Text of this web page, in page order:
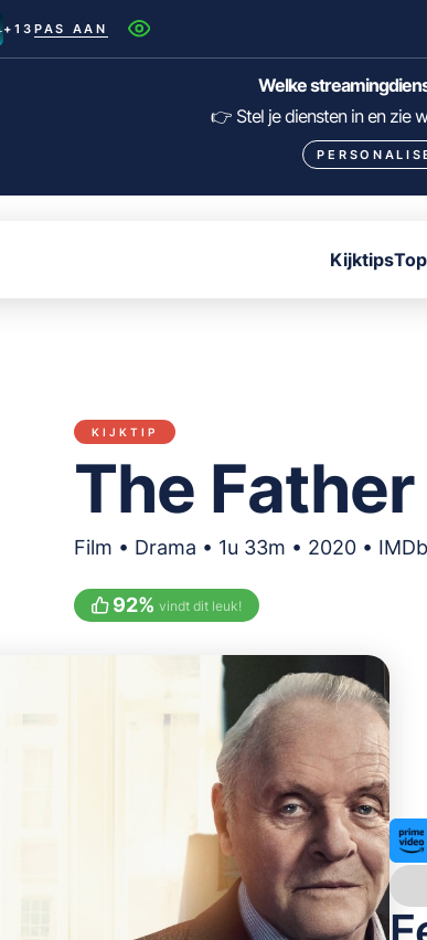
+13 PAS AAN
Netflix SkyShowtime
HBO Max
Welke
👉 Stel je diensten in en zie
Kijktips
KIJKTIP
The Father
Film • Drama • 1u 33m • 2020 •
92% vindt dit leuk!